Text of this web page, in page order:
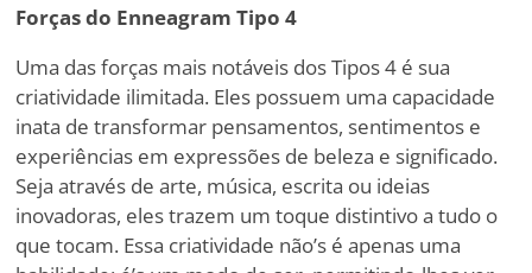
Forças do Enneagram Tipo 4
Uma das forças mais notáveis dos Tipos 4 é sua
criatividade ilimitada. Eles possuem uma capacidade
inata de transformar pensamentos, sentimentos e
experiências em expressões de beleza e significado.
Seja através de arte, música, escrita ou ideias
inovadoras, eles trazem um toque distintivo a tudo o
que tocam. Essa criatividade não’s é apenas uma